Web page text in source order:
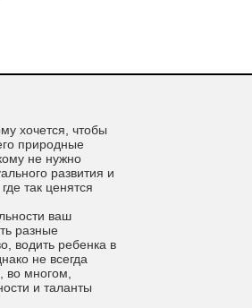
хочется, чтобы
природные
не нужно
развития и
так ценятся
ваш
разные
водить ребенка в
не всегда
во многом,
и таланты